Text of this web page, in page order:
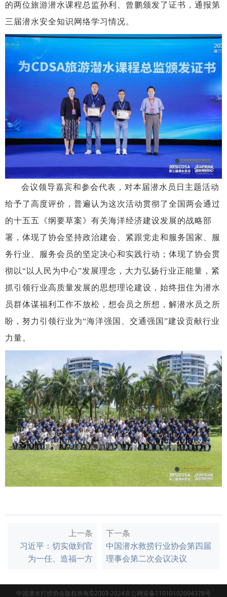
的两位旅游潜水课程总监孙利、曾鹏颁发了证书，通报第
三届潜水安全知识网络学习情况。
会议领导嘉宾和参会代表，对本届潜水员日主题活动
给予了高度评价，普遍认为这次活动贯彻了全国两会通过
的十五五《纲要草案》有关海洋经济建设发展的战略部
署，体现了协会坚持政治建会、紧跟党走和服务国家、服
务行业、服务会员的坚定决心和实践行动；体现了协会贯
彻以“以人民为中心”发展理念，大力弘扬行业正能量，紧
抓引领行业高质量发展的思想理论建设，始终扭住为潜水
员群体谋福利工作不放松，想会员之所想，解潜水员之所
盼，努力引领行业为“海洋强国、交通强国”建设贡献行业
力量。
上一条
习近平：切实做到官
为一任、造福一方
下一条
中国潜水救捞行业协会第四届
理事会第二次会议决议
中国潜水打捞协会版权所有©2003-2024京公网安备11010102004378号